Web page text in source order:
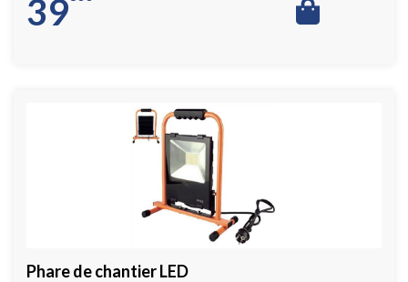
39
Phare de chantier LED